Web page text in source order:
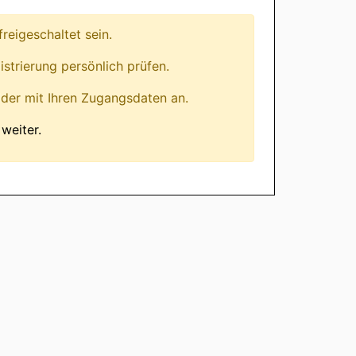
sein.
persönlich prüfen.
mit Ihren Zugangsdaten an.